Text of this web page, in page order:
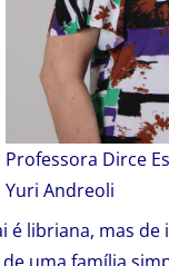
Professora Dirce
Yuri Andreoli
é libriana, mas